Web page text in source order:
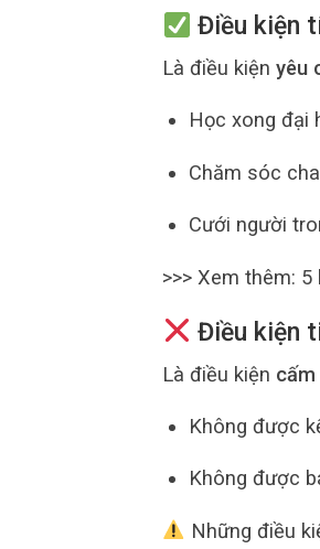
Điều kiện
Là điều kiện yêu
Học xong đại
Chăm sóc
Cưới người
>>> Xem thêm:
Điều kiện
Là điều kiện
Không được
Không được
Những điều